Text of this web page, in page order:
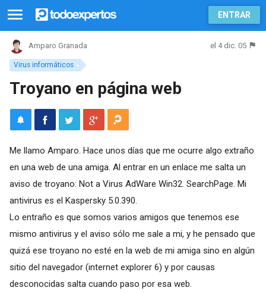
ENTRAR
Virus informáticos
Amparo Granada el 4 dic. 05
Troyano en página web
Me llamo Amparo. Hace unos días que me ocurre algo extraño
en una web de una amiga. Al entrar en un enlace me salta un
aviso de troyano: Not a Virus AdWare Win32. SearchPage. Mi
antivirus es el Kaspersky 5.0.390.
Lo entraño es que somos varios amigos que tenemos ese
mismo antivirus y el aviso sólo me sale a mi, y he pensado que
quizá ese troyano no esté en la web de mi amiga sino en algún
sitio del navegador (internet explorer 6) y por causas
desconocidas salta cuando paso por esa web.